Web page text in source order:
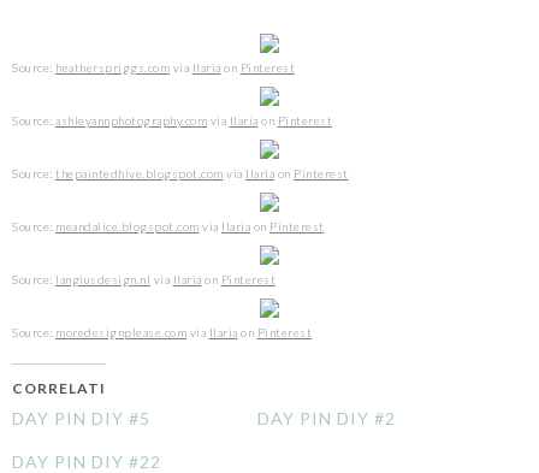
Source: heatherspriggs.com via Ilaria on Pinterest
Source: ashleyannphotography.com via Ilaria on Pinterest
Source: thepaintedhive.blogspot.com via Ilaria on Pinterest
Source: meandalice.blogspot.com via Ilaria on Pinterest
Source: langiusdesign.nl via Ilaria on Pinterest
Source: moredesignplease.com via Ilaria on Pinterest
CORRELATI
DAY PIN DIY #5 DAY PIN DIY #2
DAY PIN DIY #22